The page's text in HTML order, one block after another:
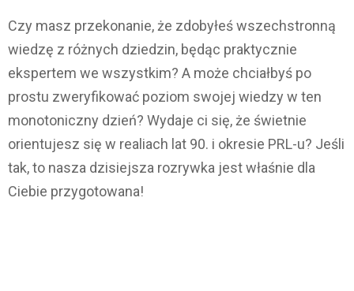
Czy masz przekonanie, że zdobyłeś wszechstronną
wiedzę z różnych dziedzin, będąc praktycznie
ekspertem we wszystkim? A może chciałbyś po
prostu zweryfikować poziom swojej wiedzy w ten
monotoniczny dzień? Wydaje ci się, że świetnie
orientujesz się w realiach lat 90. i okresie PRL-u? Jeśli
tak, to nasza dzisiejsza rozrywka jest właśnie dla
Ciebie przygotowana!